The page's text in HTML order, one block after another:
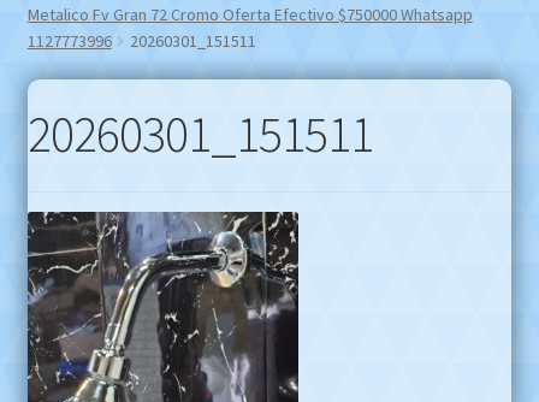
Metalico Fv Gran 72 Cromo Oferta Efectivo $750000 Whatsapp
1127773996
20260301_151511
20260301_151511